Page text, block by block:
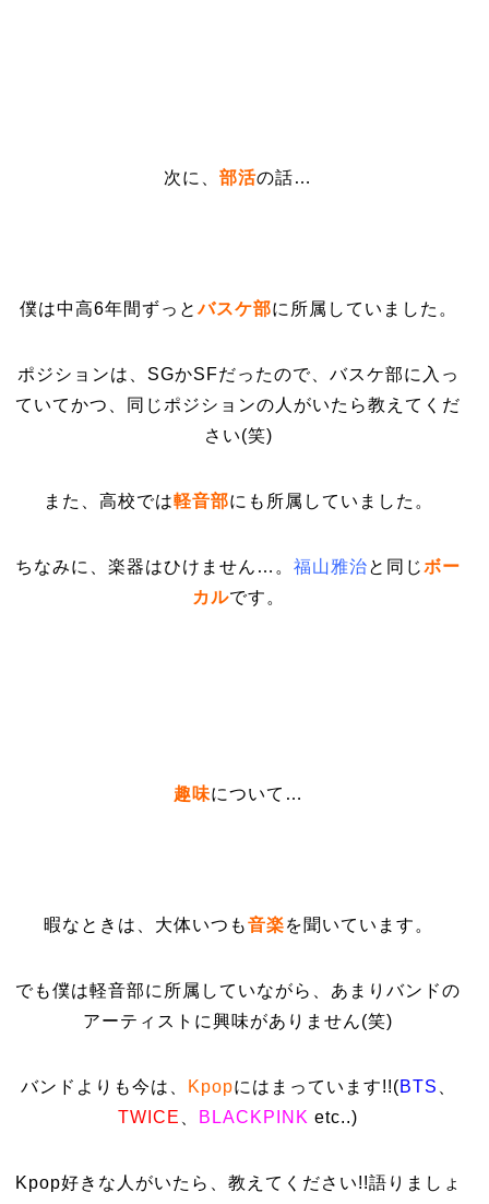
次に、部活の話…
僕は中高6年間ずっとバスケ部に所属していました。
ポジションは、SGかSFだったので、バスケ部に入っ
ていてかつ、同じポジションの人がいたら教えてくだ
さい(笑)
また、高校では軽音部にも所属していました。
ちなみに、楽器はひけません…。福山雅治と同じボー
カルです。
趣味について…
暇なときは、大体いつも音楽を聞いています。
でも僕は軽音部に所属していながら、あまりバンドの
アーティストに興味がありません(笑)
バンドよりも今は、 Kpopにはまっています!!(BTS
TWICE
BLACKPINK etc..)
Kpop好きな人がいたら、教えてください!!語りましょ